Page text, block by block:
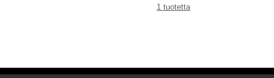
1 tuotetta